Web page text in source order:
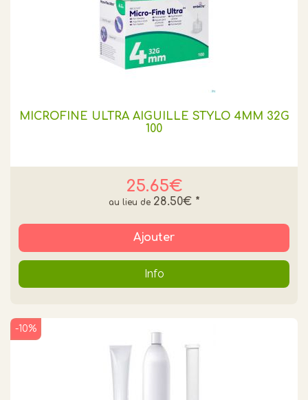
MICROFINE ULTRA AIGUILLE STYLO 4MM 32G
100
25.65€
28.50€ *
Ajouter
Info
-10%